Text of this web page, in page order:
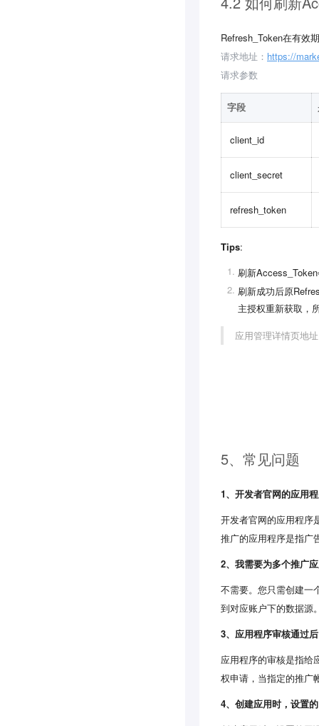
Refresh_Token在有效
请求地址： https://
请求参数
字段
client_id
client_secret
refresh_token
Tips:
刷新
刷新成功后原
主授权重新获取，
应用管理详情页地
5、常见问题
1、开发者官网的应用
开发者官网的应用程序
推广的应用程序是指广
2、我需要为多个推广
不需要。您只需创建一
到对应账户下的数据源
3、应用程序审核通过
应用程序的审核是指给
权申请，当指定的推广
4、创建应用时，设置